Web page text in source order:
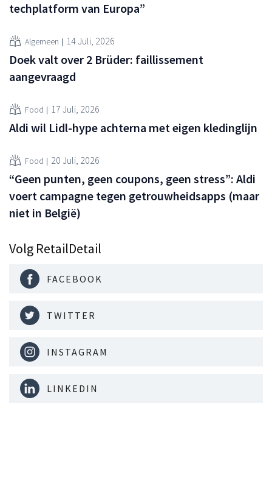
techplatform van Europa”
Algemeen 14 Juli, 2026
Doek valt over 2 Brüder: faillissement
aangevraagd
Food 17 Juli, 2026
Aldi wil Lidl-hype achterna met eigen kledinglijn
Food 20 Juli, 2026
“Geen punten, geen coupons, geen stress”: Aldi
voert campagne tegen getrouwheidsapps (maar
niet in België)
Volg RetailDetail
FACEBOOK
TWITTER
INSTAGRAM
LINKEDIN